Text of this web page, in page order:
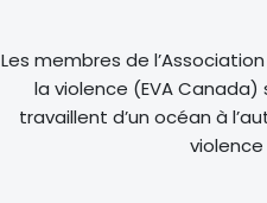
Les membres de
la violence (EVA
travaillent d’un océan à
violence